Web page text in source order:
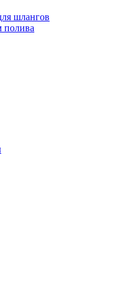
шлангов
полива